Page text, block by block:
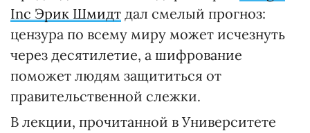
Inc Эрик Шмидт дал смелый прогноз:
цензура по всему миру может исчезнуть
через десятилетие, а шифрование
поможет людям защититься от
правительственной слежки.
В лекции, прочитанной в Университете